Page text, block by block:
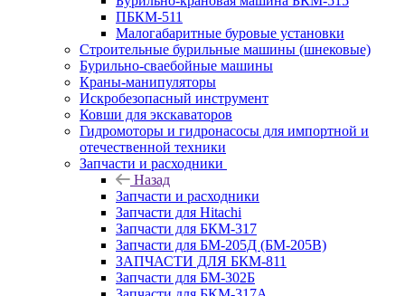
ПБКМ-511
Малогабаритные буровые установки
Строительные бурильные машины (шнековые)
Бурильно-сваебойные машины
Краны-манипуляторы
Искробезопасный инструмент
Ковши для экскаваторов
Гидромоторы и гидронасосы для импортной и
отечественной техники
Запчасти и расходники
Назад
Запчасти и расходники
Запчасти для Hitachi
Запчасти для БКМ-317
Запчасти для БМ-205Д (БМ-205В)
ЗАПЧАСТИ ДЛЯ БКМ-811
Запчасти для БМ-302Б